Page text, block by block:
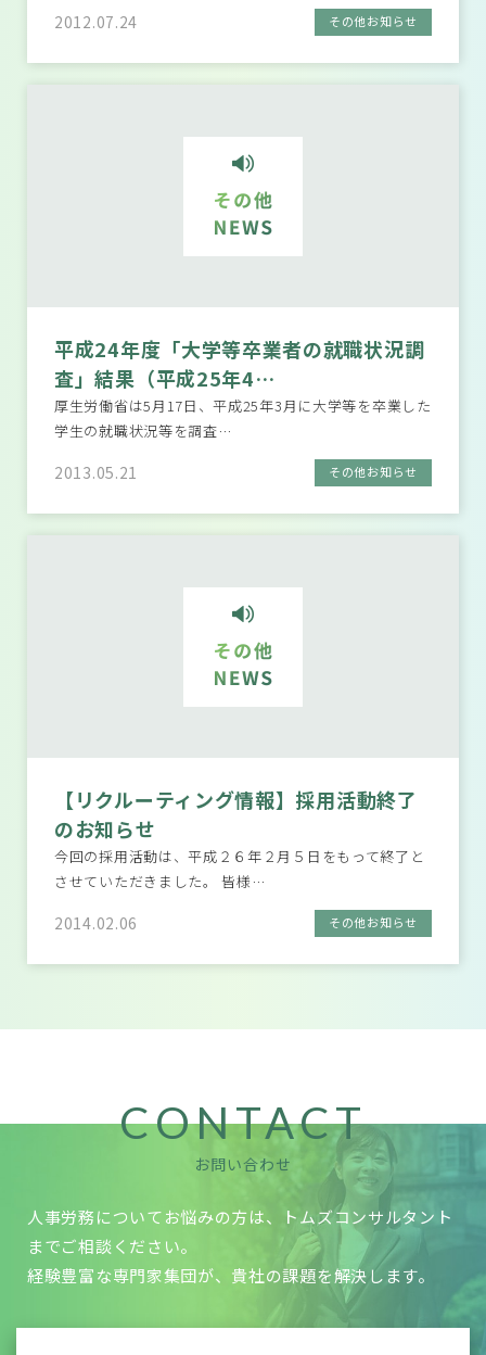
2012.07.24 その他お知らせ
平成24年度「大学等卒業者の就職状況調
査」結果（平成25年4…
厚生労働省は5月17日、平成25年3月に大学等を卒業した
学生の就職状況等を調査…
2013.05.21 その他お知らせ
【リクルーティング情報】採用活動終了
のお知らせ
今回の採用活動は、平成２６年２月５日をもって終了と
させていただきました。 皆様…
2014.02.06 その他お知らせ
CONTACT
お問い合わせ
人事労務についてお悩みの方は、トムズコンサルタント
までご相談ください。
経験豊富な専門家集団が、貴社の課題を解決します。